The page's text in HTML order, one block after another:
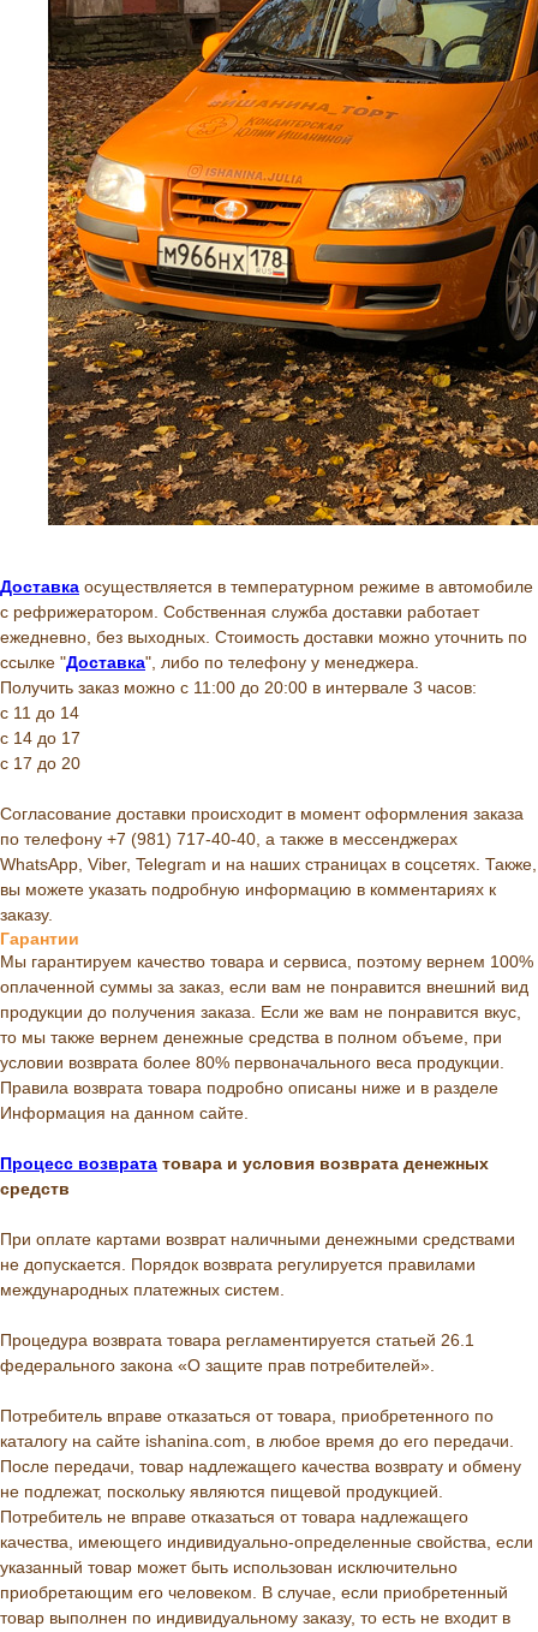
Доставка осуществляется в температурном режиме в автомобиле
с рефрижератором. Собственная служба доставки работает
ежедневно, без выходных. Стоимость доставки можно уточнить по
ссылке "Доставка", либо по телефону у менеджера.
Получить заказ можно с 11:00 до 20:00 в интервале 3 часов:
с 11 до 14
с 14 до 17
с 17 до 20
Согласование доставки происходит в момент оформления заказа
по телефону +7 (981) 717-40-40, а также в мессенджерах
WhatsApp, Viber, Telegram и на наших страницах в соцсетях. Также,
вы можете указать подробную информацию в комментариях к
заказу.
Гарантии
Мы гарантируем качество товара и сервиса, поэтому вернем 100%
оплаченной суммы за заказ, если вам не понравится внешний вид
продукции до получения заказа. Если же вам не понравится вкус,
то мы также вернем денежные средства в полном объеме, при
условии возврата более 80% первоначального веса продукции.
Правила возврата товара подробно описаны ниже и в разделе
Информация на данном сайте.
Процесс возврата товара и условия возврата денежных
средств
При оплате картами возврат наличными денежными средствами
не допускается. Порядок возврата регулируется правилами
международных платежных систем.
Процедура возврата товара регламентируется статьей 26.1
федерального закона «О защите прав потребителей».
Потребитель вправе отказаться от товара, приобретенного по
каталогу на сайте ishanina.com, в любое время до его передачи.
После передачи, товар надлежащего качества возврату и обмену
не подлежат, поскольку являются пищевой продукцией.
Потребитель не вправе отказаться от товара надлежащего
качества, имеющего индивидуально-определенные свойства, если
указанный товар может быть использован исключительно
приобретающим его человеком. В случае, если приобретенный
товар выполнен по индивидуальному заказу, то есть не входит в